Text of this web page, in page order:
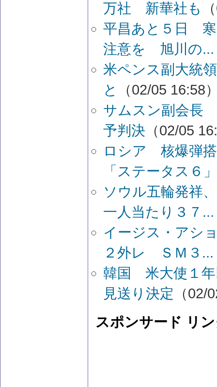
万社 新華社も
平昌あと５日
注意を 旭川の...
米ペンス副大統
と
（02/05 16:58
サムスン副会長
予判決 （02/05
ロシア 核爆弾
「ステータス６
ソウル五輪発祥
一人当たり３７...
イージス・アシ
２外レ ＳＭ３...
韓国 米大使１年
見送り決定 （02/
スポンサード リ